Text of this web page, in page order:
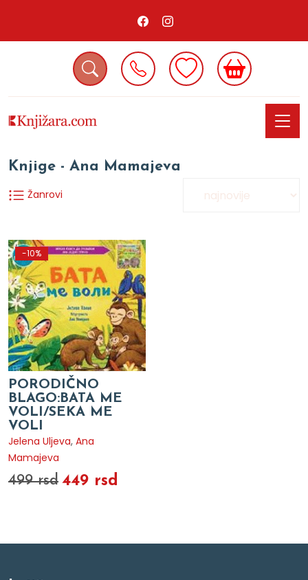
Knjige - Ana Mamajeva
Žanrovi
-10%
PORODIČNO
BLAGO:BATA ME
VOLI/SEKA ME
VOLI
Jelena Uljeva, Ana
Mamajeva
499 rsd 449 rsd